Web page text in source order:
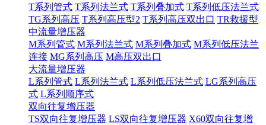
T系列管式 T系列法兰式 T系列叠加式 T系列低压法兰式
TG系列高压 T系列高压型2 T系列高压双出口 TR救援型
中流量增压器
M系列管式 M系列法兰式 M系列叠加式 M系列低压法兰
连接 MG系列高压 M高压双出口
大流量增压器
L系列管式 L系列法兰式 L系列低压法兰式 LG系列高压
式 L系列顺序式
双向往复增压器
TS双向往复增压器 LS双向往复增压器 X60双向往复增